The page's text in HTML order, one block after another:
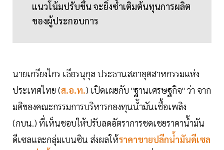
แนวโน้มปรับขึ้น จะยิ่งซ้ำเติมต้นทุนการผลิต
ของผู้ประกอบการ
นายเกรียงไกร เธียรนุกุล ประธานสภาอุตสาหกรรมแห่ง
ประเทศไทย (ส.อ.ท.) เปิดเผยกับ "ฐานเศรษฐกิจ" ว่า จาก
มติของคณะกรรมการบริหารกองทุนน้ำมันเชื้อเพลิง
(กบน.) ที่เห็นชอบให้ปรับลดอัตราการชดเชยราคาน้ำมัน
ดีเซลและกลุ่มเบนซิน ส่งผลให้ราคาขายปลีกน้ำมันดีเซล